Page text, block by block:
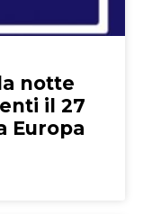
notte
il 27
Europa